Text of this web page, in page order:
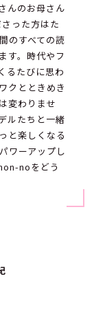
んのお母さん
った方はた
のすべての読
す。時代やフ
るたびに思わ
クとときめき
変わりませ
ルたちと一緒
と楽しくなる
ワーアップし
noをどう